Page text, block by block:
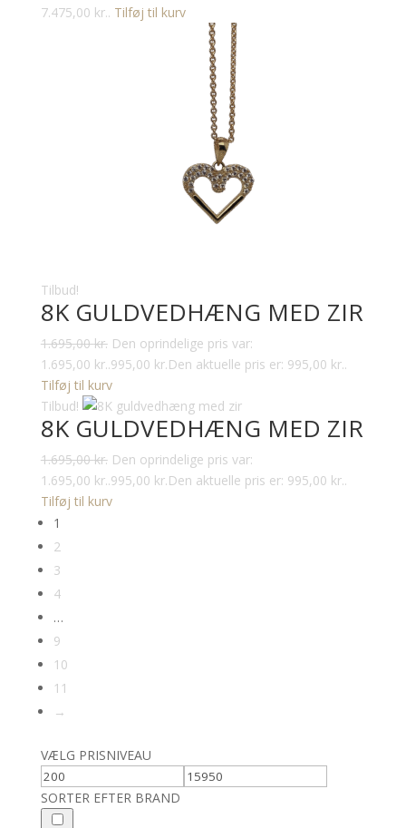
7.475,00 kr.. Tilføj til kurv
Tilbud!
8K GULDVEDHÆNG MED ZIR
1.695,00kr. Den oprindelige pris var:
1.695,00 kr..995,00 kr.Den aktuelle pris er: 995,00 kr..
Tilføj til kurv
Tilbud!
8K GULDVEDHÆNG MED ZIR
1.695,00kr. Den oprindelige pris var:
1.695,00 kr..995,00 kr.Den aktuelle pris er: 995,00 kr..
Tilføj til kurv
1
2
3
4
…
9
10
11
→
VÆLG PRISNIVEAU
SORTER EFTER BRAND